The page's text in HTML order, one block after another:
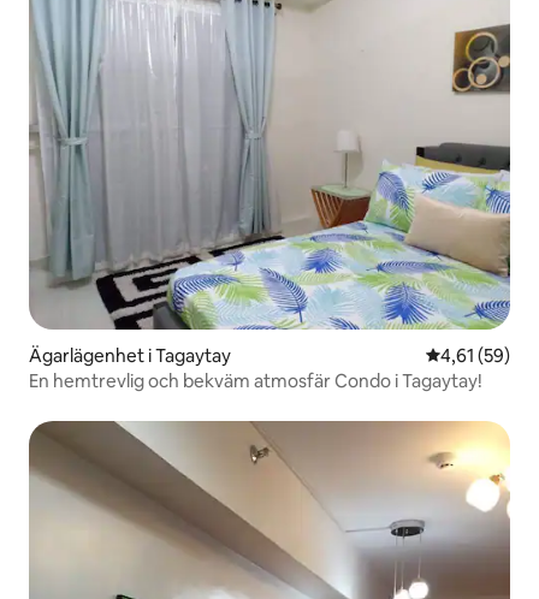
Ägarlägenhet i Tagaytay 4,61 av 5 i
4,61 (59)
En hemtrevlig och bekväm atmosfär Condo i Tagaytay!